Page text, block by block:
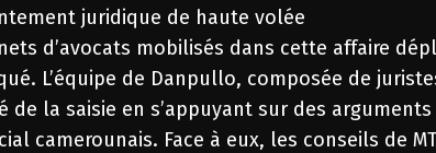
juridique de haute volée
d’avocats mobilisés dans cette affaire
L’équipe de Danpullo, composée de
de la saisie en s’appuyant sur des
camerounais. Face à eux, les conseils de